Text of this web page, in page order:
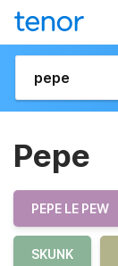
Pepe
PEPE LE PEW
SKUNK